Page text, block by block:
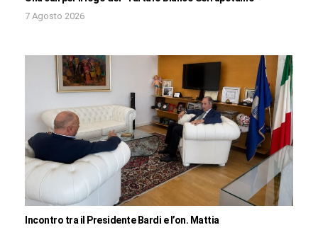
7 Agosto 2026
Incontro tra il Presidente Bardi e l’on. Mattia